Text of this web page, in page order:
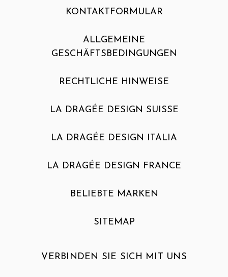
KONTAKTFORMULAR
ALLGEMEINE
GESCHÄFTSBEDINGUNGEN
RECHTLICHE HINWEISE
LA DRAGÉE DESIGN SUISSE
LA DRAGÉE DESIGN ITALIA
LA DRAGÉE DESIGN FRANCE
BELIEBTE MARKEN
SITEMAP
VERBINDEN SIE SICH MIT UNS